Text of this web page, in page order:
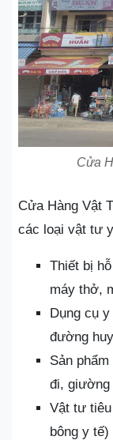
Cửa
Cửa Hàng Vật
các loại vật tư
Thiết bị
máy thở,
Dụng cụ
đường
Sản
đi, giường
Vật tư
bông y tế)